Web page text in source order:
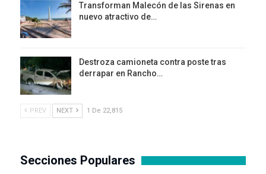
Transforman Malecón de las Sirenas en
nuevo atractivo de…
Destroza camioneta contra poste tras
derrapar en Rancho…
PREV NEXT 1 De 22,815
Secciones Populares